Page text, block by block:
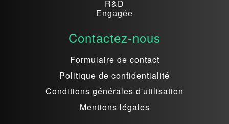
R&D
Engagée
Contactez-nous
Formulaire de contact
Politique de confidentialité
Conditions générales d'utilisation
Mentions légales